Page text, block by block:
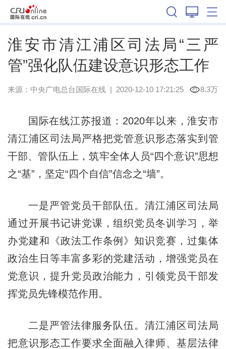
淮安市清江浦区司法局“三严
管”强化队伍建设意识形态工作
来源： 中央广电总台国际在线| 2020-12-10 17:21:25 8.3万
国际在线江苏报道：2020年以来，淮安市
清江浦区司法局严格把党管意识形态落实到管
干部、管队伍上，筑牢全体人员“四个意识”思想
之“基”，坚定“四个自信”信念之“墙”。
一是严管党员干部队伍。清江浦区司法局
通过开展书记讲党课，组织党员冬训学习，举
办党建和《政法工作条例》知识竞赛，过集体
政治生日等丰富多彩的党建活动，增强党员在
党意识，提升党员政治能力，引领党员干部发
挥党员先锋模范作用。
二是严管法律服务队伍。清江浦区司法局
把意识形态工作要求全面融入律师、基层法律